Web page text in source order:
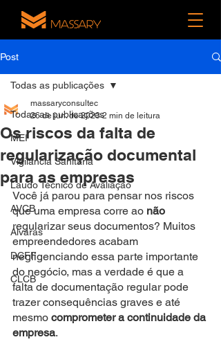
Post
Todas as publicações
MEI
Vigilância Sanitária
Laudo Técnico de Avaliação
AVCB
Alvarás
DCFF
CLCB
Todas as publicações
Os riscos da falta de
regularização documental
para as empresas
massaryconsultec
26 de jun. de 2023 2 min de leitura
Você já parou para pensar nos riscos
que uma empresa corre ao não
regularizar seus documentos? Muitos
empreendedores acabam
negligenciando essa parte importante
do negócio, mas a verdade é que a
falta de documentação regular pode
trazer consequências graves e até
mesmo comprometer a continuidade da
empresa.